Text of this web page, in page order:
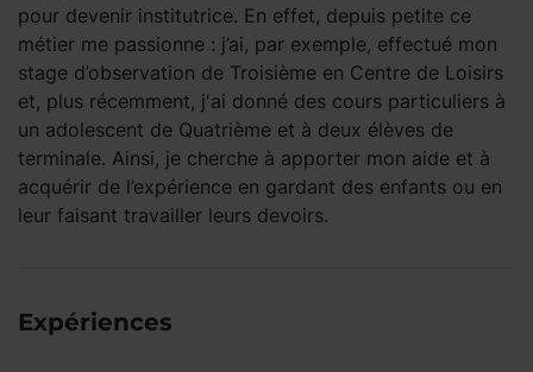
pour devenir institutrice. En effet, depuis petite ce
métier me passionne : j’ai, par exemple, effectué mon
stage d’observation de Troisième en Centre de Loisirs
et, plus récemment, j'ai donné des cours particuliers à
un adolescent de Quatrième et à deux élèves de
terminale. Ainsi, je cherche à apporter mon aide et à
acquérir de l’expérience en gardant des enfants ou en
leur faisant travailler leurs devoirs.
Expériences